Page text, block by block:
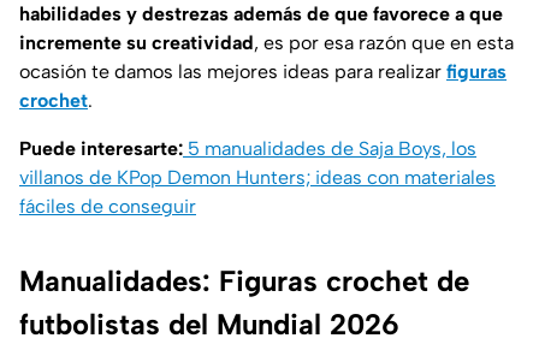
habilidades y destrezas además de que favorece a que
incremente su creatividad, es por esa razón que en esta
ocasión te damos las mejores ideas para realizar figuras
crochet.
Puede interesarte: 5 manualidades de Saja Boys, los
villanos de KPop Demon Hunters; ideas con materiales
fáciles de conseguir
Manualidades: Figuras crochet de
futbolistas del Mundial 2026